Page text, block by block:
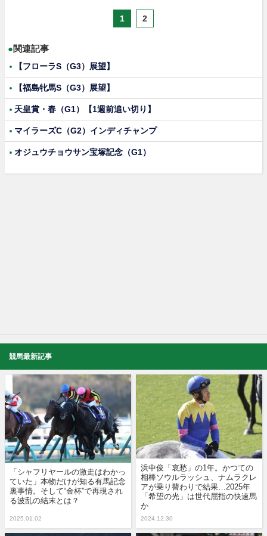
1 2
●関連記事
【フローラS（G3）展望】
【福島牝馬S（G3）展望】
天皇賞・春（G1）【1週前追い切り】
マイラーズC（G2）インディチャンプ
オジュウチョウサン宝塚記念（G1）
競馬最新記事
「シャフリヤールの激走はわかっ
ていた」本物だけが知る有馬記念
裏事情。そして“金杯”で再現され
る波乱の結末とは？
2025.01.02
浜中俊「哀愁」の1年。かつての
相棒ソウルラッシュ、ナムラクレ
アが乗り替わりで結果…2025年
「希望の光」は世代屈指の快速馬
か
2024.12.30